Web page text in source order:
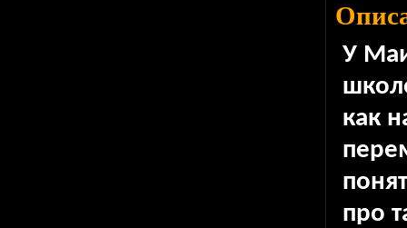
У
как
про